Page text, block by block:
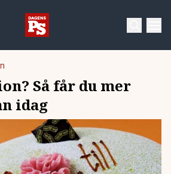
Så får du mer
idag